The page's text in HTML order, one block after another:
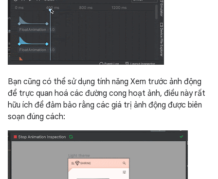
Bạn cũng có thể sử dụng tính năng Xem trước ảnh động
để trực quan hoá các đường cong hoạt ảnh, điều này rất
hữu ích để đảm bảo rằng các giá trị ảnh động được biên
soạn đúng cách: